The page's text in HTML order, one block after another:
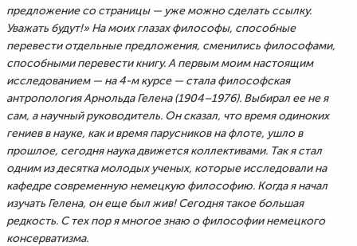
предложение со страницы — уже можно сделать ссылку.
Уважать будут!» На моих глазах философы, способные
перевести отдельные предложения, сменились философами,
способными перевести книгу. А первым моим настоящим
исследованием — на 4-м курсе — стала философская
антропология Арнольда Гелена (1904–1976). Выбирал ее не я
сам, а научный руководитель. Он сказал, что время одиноких
гениев в науке, как и время парусников на флоте, ушло в
прошлое, сегодня наука движется коллективами. Так я стал
одним из десятка молодых ученых, которые исследовали на
кафедре современную немецкую философию. Когда я начал
изучать Гелена, он еще был жив! Сегодня такое большая
редкость. С тех пор я многое знаю о философии немецкого
консерватизма.